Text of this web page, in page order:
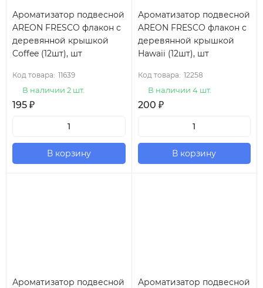
Ароматизатор подвесной
AREON FRESCO флакон с
деревянной крышкой
Coffee (12шт), шт
Код товара: 11639
В наличии 2 шт.
195 ₽
В корзину
Ароматизатор подвесной
AREON FRESCO флакон с
деревянной крышкой
Hawaii (12шт), шт
Код товара: 12258
В наличии 4 шт.
200 ₽
В корзину
Ароматизатор подвесной
Ароматизатор подвесной